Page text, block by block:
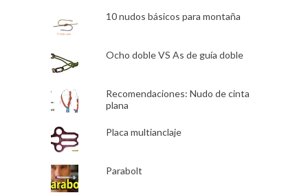
10 nudos básicos para montaña
Ocho doble VS As de guía doble
Recomendaciones: Nudo de cinta
plana
Placa multianclaje
Parabolt